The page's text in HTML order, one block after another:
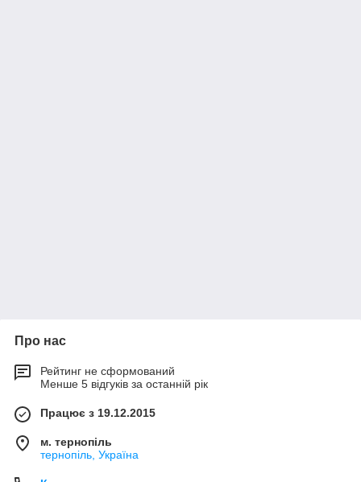
Про нас
Рейтинг не сформований
Менше 5 відгуків за останній рік
Працює з 19.12.2015
м. тернопіль
тернопіль, Україна